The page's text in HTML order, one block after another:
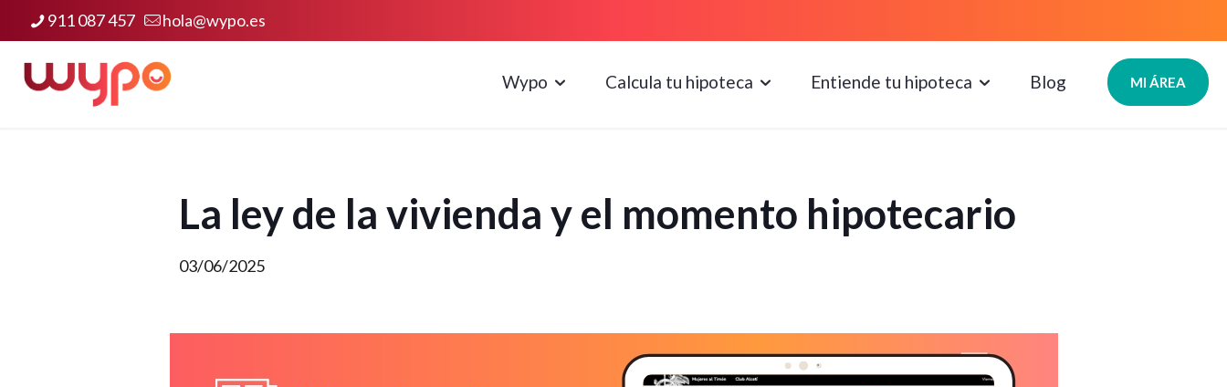
911 087 457 hola@wypo.es
Wypo Calcula tu hipoteca Entiende tu hipoteca Blog MI ÁREA
La ley de la vivienda y el momento hipotecario
03/06/2025